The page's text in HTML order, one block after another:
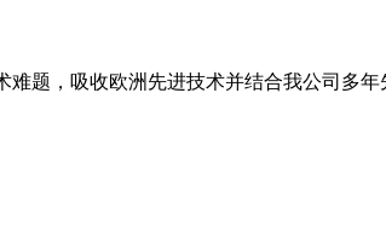
题，吸收欧洲先进技术并结合我公司多